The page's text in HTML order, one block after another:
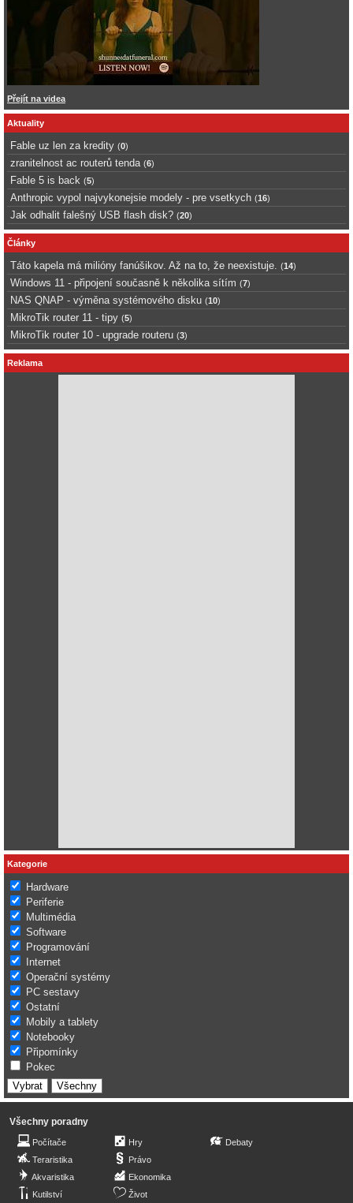
Přejít na videa
Aktuality
Fable uz len za kredity (0)
zranitelnost ac routerů tenda (6)
Fable 5 is back (5)
Anthropic vypol najvykonejsie modely - pre vsetkych (16)
Jak odhalit falešný USB flash disk? (20)
Články
Táto kapela má milióny fanúšikov. Až na to, že neexistuje. (14)
Windows 11 - připojení současně k několika sítím (7)
NAS QNAP - výměna systémového disku (10)
MikroTik router 11 - tipy (5)
MikroTik router 10 - upgrade routeru (3)
Reklama
Kategorie
Hardware
Periferie
Multimédia
Software
Programování
Internet
Operační systémy
PC sestavy
Ostatní
Mobily a tablety
Notebooky
Připomínky
Pokec
Všechny poradny
Počítače
Teraristika
Akvaristika
Kutilství
Hry
Právo
Ekonomika
Život
Debaty